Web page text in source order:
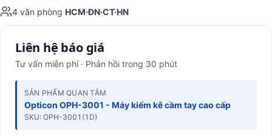
4 văn phòng HCM·ĐN·CT·HN
Liên hệ báo giá
Tư vấn miễn phí · Phản hồi trong 30 phút
SẢN PHẨM QUAN TÂM
Opticon OPH-3001 - Máy kiểm kê cầm tay cao cấp
SKU: OPH-3001(1D)